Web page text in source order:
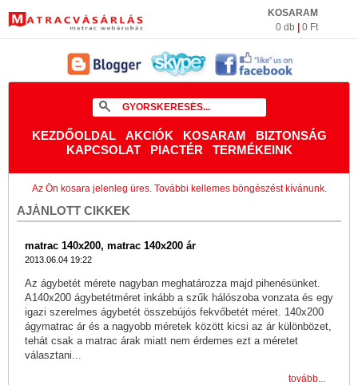
KOSARAM
0 db
0 Ft
KEZDŐOLDAL AKCIÓK KOSARAM
BIZTONSÁG
KAPCSOLAT
PIACTÉR TERMÉKEINK
Az Ön kosara jelenleg üres. További kellemes böngészést kívánunk.
AJÁNLOTT CIKKEK
matrac 140x200, matrac 140x200 ár
2013.06.04 19:22
Az ágybetét mérete nagyban meghatározza majd pihenésünket.
A140x200 ágybetétméret inkább a szűk hálószoba vonzata és egy
igazi szerelmes ágybetét összebújós fekvőbetét méret. 140x200
ágymatrac ár és a nagyobb méretek között kicsi az ár különbözet,
tehát csak a matrac árak miatt nem érdemes ezt a méretet
választani...
tovább...